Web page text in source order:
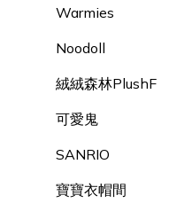
Warmies
Noodoll
絨絨森林PlushF
可愛鬼
SANRIO
寶寶衣帽間